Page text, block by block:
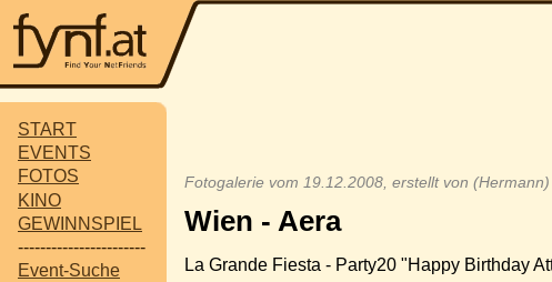
START
EVENTS
FOTOS
KINO
GEWINNSPIEL
-----------------------
Event-Suche
Fotogalerie vom 19.12.2008, erstellt von (Hermann)
Wien - Aera
La Grande Fiesta - Party20 "Happy Birthday